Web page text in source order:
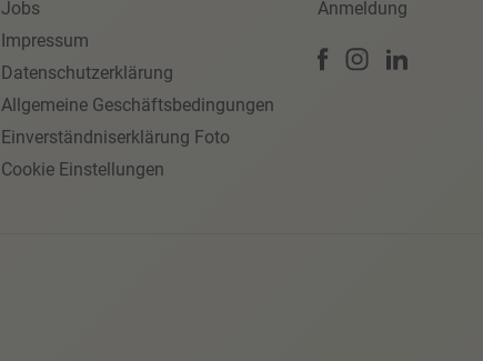
Jobs
Impressum
Datenschutzerklärung
Allgemeine Geschäftsbedingungen
Einverständniserklärung Foto
Cookie Einstellungen
Anmeldung